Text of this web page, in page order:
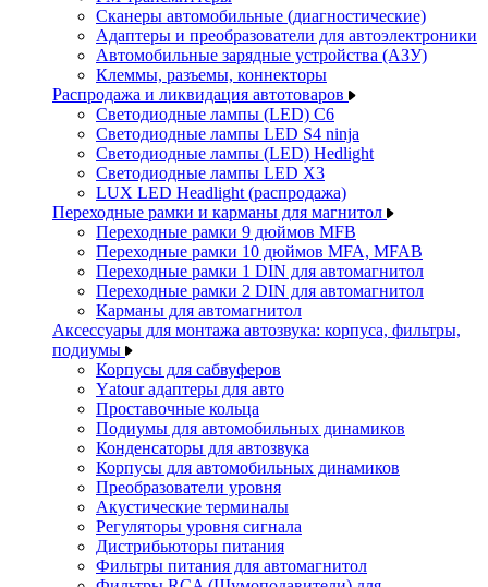
Сканеры автомобильные (диагностические)
Адаптеры и преобразователи для автоэлектроники
Автомобильные зарядные устройства (АЗУ)
Клеммы, разъемы, коннекторы
Распродажа и ликвидация автотоваров
Светодиодные лампы (LED) C6
Светодиодные лампы LED S4 ninja
Светодиодные лампы (LED) Hedlight
Светодиодные лампы LED X3
LUX LED Headlight (распродажа)
Переходные рамки и карманы для магнитол
Переходные рамки 9 дюймов MFB
Переходные рамки 10 дюймов MFA, MFAB
Переходные рамки 1 DIN для автомагнитол
Переходные рамки 2 DIN для автомагнитол
Карманы для автомагнитол
Аксессуары для монтажа автозвука: корпуса, фильтры,
подиумы
Корпусы для сабвуферов
Yаtour адаптеры для авто
Проставочные кольца
Подиумы для автомобильных динамиков
Конденсаторы для автозвука
Корпусы для автомобильных динамиков
Преобразователи уровня
Акустические терминалы
Регуляторы уровня сигнала
Дистрибьюторы питания
Фильтры питания для автомагнитол